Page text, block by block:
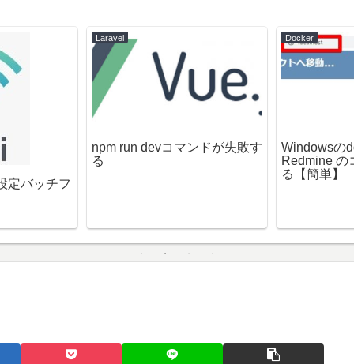
定バッチフ
Laravel
npm run devコマンドが失敗す
る
Docker
Windowsの
Redmine の
る【簡単】